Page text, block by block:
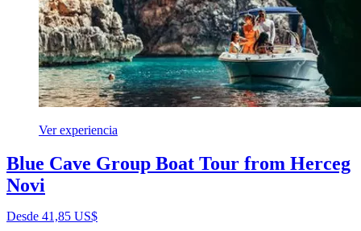
Ver experiencia
Blue Cave Group Boat Tour from Herceg
Novi
Desde 41,85 US$